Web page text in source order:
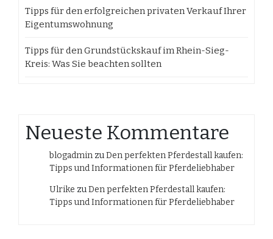
Tipps für den erfolgreichen privaten Verkauf Ihrer
Eigentumswohnung
Tipps für den Grundstückskauf im Rhein-Sieg-
Kreis: Was Sie beachten sollten
Neueste Kommentare
blogadmin zuDen perfekten Pferdestall kaufen:
Tipps und Informationen für Pferdeliebhaber
Ulrike zuDen perfekten Pferdestall kaufen:
Tipps und Informationen für Pferdeliebhaber